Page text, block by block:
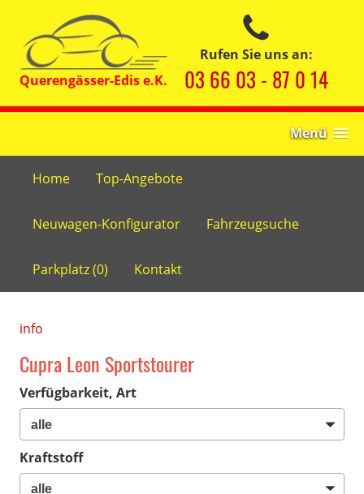
Rufen Sie uns an:
03 66 03 - 87 0 14
Menü
Home Top-Angebote
Neuwagen-Konfigurator Fahrzeugsuche
Parkplatz (0) Kontakt
info
Cupra Leon Sportstourer
Verfügbarkeit, Art
Kraftstoff